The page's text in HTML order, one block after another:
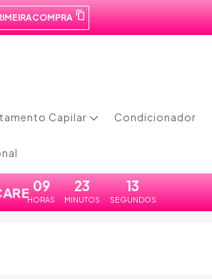
Capilar Condicionador
09
HORAS
23
MINUTOS
13
SEGUNDOS